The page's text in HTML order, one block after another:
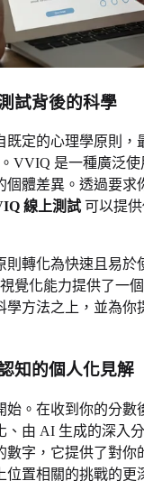
試背後的科學
既定的心理學原則，
VVIQ 是一種廣泛使
個體差異。透過要求
線上測試 可以提
則轉化為快速且易於
覺化能力提供了一
學方法之上，並為你
知的個人化見解
始。在收到你的分數
、由 AI 生成的深入
數字，它提供了對你
位置相關的挑戰的更